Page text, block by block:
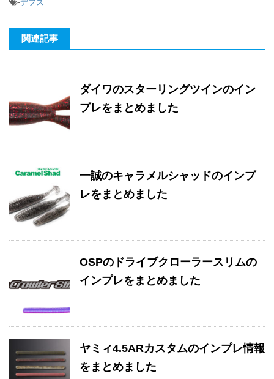
-デプス
関連記事
ダイワのスターリングツインのイン
プレをまとめました
一誠のキャラメルシャッドのインプ
レをまとめました
OSPのドライブクローラースリムの
インプレをまとめました
ヤミィ4.5ARカスタムのインプレ情報
をまとめました